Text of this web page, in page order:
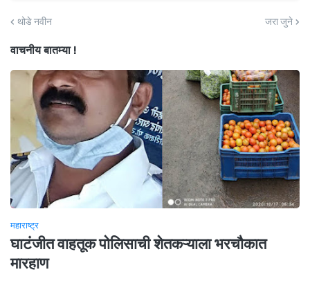
थोडे नवीन जरा जुने
वाचनीय बातम्या !
महाराष्ट्र
घाटंजीत वाहतूक पोलिसाची शेतकऱ्याला भरचौकात
मारहाण